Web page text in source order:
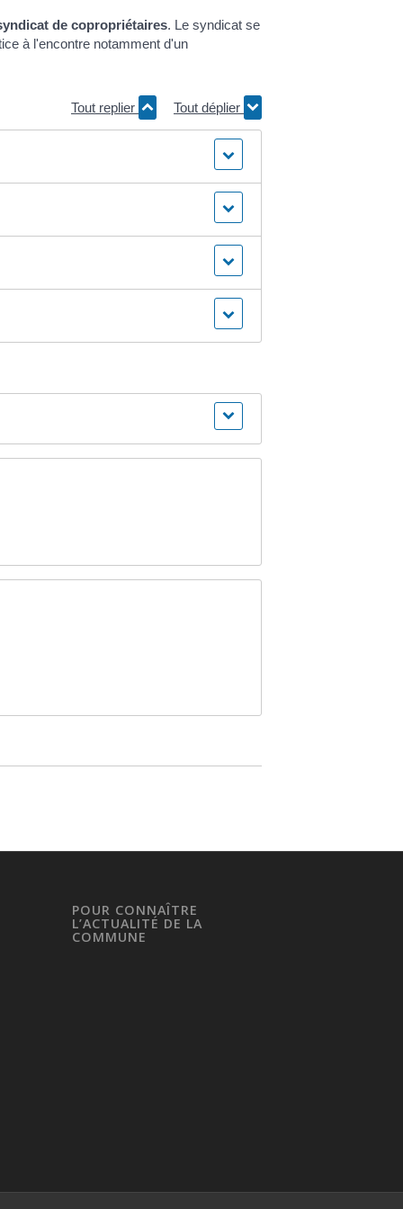
de copropriétaires. Le syndicat se
à l'encontre notamment d'un
Tout replier Tout déplier
POUR CONNAÎTRE
L’ACTUALITÉ DE LA
COMMUNE